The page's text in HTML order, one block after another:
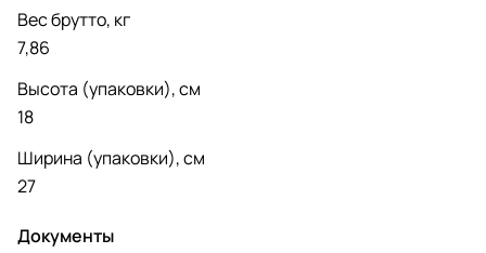
Вес брутто, кг
7,86
Высота (упаковки), см
18
Ширина (упаковки), см
27
Документы